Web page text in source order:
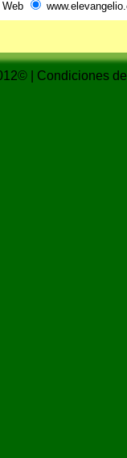
Web
| Condiciones